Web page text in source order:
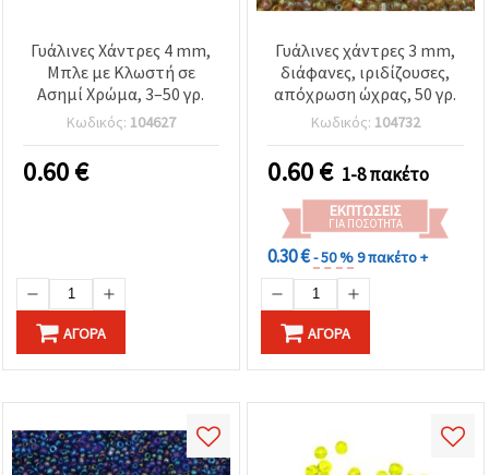
Γυάλινες Χάντρες 4 mm,
Μπλε με Κλωστή σε
Ασημί Χρώμα, 3–50 γρ.
Κωδικός: 104627
0.60€
ΑΓΟΡΆ
Γυάλινες χάντρες 3 mm,
διάφανες, ιριδίζουσες,
απόχρωση ώχρας, 50 γρ.
Κωδικός: 104732
0.60€ 1-8 πακέτο
ΕΚΠΤΏΣΕΙΣ
ΓΙΑ ΠΟΣΌΤΗΤΑ
0.30 €- 50 %9 πακέτο +
ΑΓΟΡΆ